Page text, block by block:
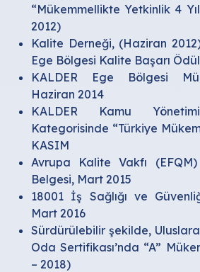
“Mükemmellikte Yetkinlik 4
2012)
Kalite Derneği, (Haziran
Ege Bölgesi Kalite Başarı
KALDER Ege Bölgesi
Haziran 2014
KALDER Kamu
Kategorisinde “Türkiye
KASIM
Avrupa Kalite Vakfı (EFQM)
Belgesi, Mart 2015
18001 İş Sağlığı ve
Mart 2016
Sürdürülebilir şekilde,
Oda Sertifikası’nda “A”
– 2018)